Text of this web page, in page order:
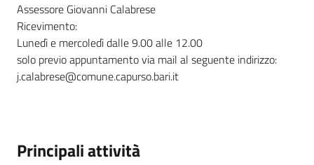
Assessore Giovanni Calabrese
Ricevimento:
Lunedì e mercoledì dalle 9.00 alle 12.00
solo previo appuntamento via mail al seguente indirizzo:
j.calabrese@comune.capurso.bari.it
Principali attività